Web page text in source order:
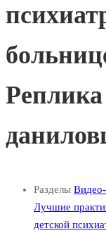
Разделы
Лучшие
детской